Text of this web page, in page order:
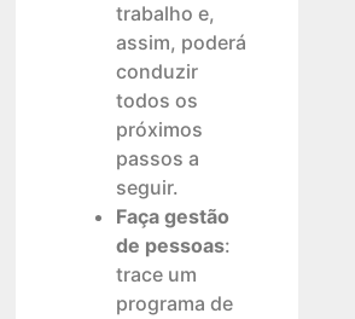
trabalho e,
assim, poderá
conduzir
todos os
próximos
passos a
seguir.
Faça gestão
de pessoas:
trace um
programa de